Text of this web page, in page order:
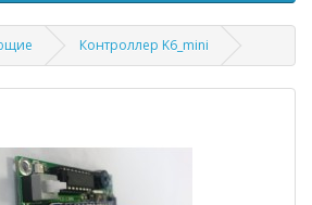
Контроллер K6_mini